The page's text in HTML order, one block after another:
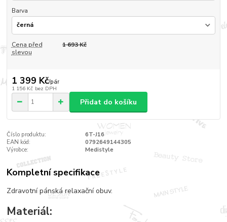
Barva
Cena před
slevou
1 693 Kč
1 399 Kč/pár
1 156 Kč bez DPH
Přidat do košíku
Číslo produktu:
6T-J16
EAN kód:
0792649144305
Výrobce:
Medistyle
Kompletní specifikace
Zdravotní pánská relaxační obuv.
Materiál: